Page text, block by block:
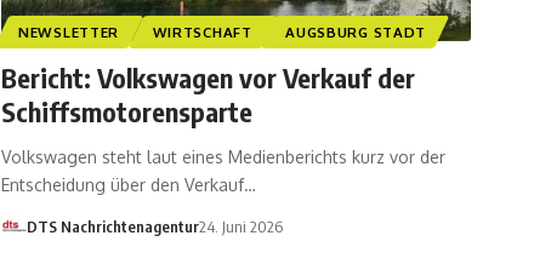
NEWSLETTER WIRTSCHAFT AUGSBURG STADT
Bericht: Volkswagen vor Verkauf der
Schiffsmotorensparte
Volkswagen steht laut eines Medienberichts kurz vor der
Entscheidung über den Verkauf…
DTS Nachrichtenagentur24. Juni 2026